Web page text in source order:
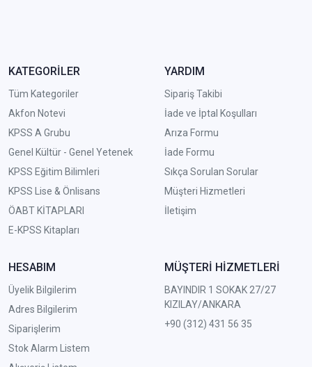
KATEGORİLER
Tüm Kategoriler
Akfon Notevi
KPSS A Grubu
Genel Kültür - Genel Yetenek
KPSS Eğitim Bilimleri
KPSS Lise & Önlisans
ÖABT KİTAPLARI
E-KPSS Kitapları
YARDIM
Sipariş Takibi
İade ve İptal Koşulları
Arıza Formu
İade Formu
Sıkça Sorulan Sorular
Müşteri Hizmetleri
İletişim
HESABIM
Üyelik Bilgilerim
Adres Bilgilerim
Siparişlerim
Stok Alarm Listem
MÜŞTERİ HİZMETLERİ
BAYINDIR 1 SOKAK 27/27
KIZILAY/ANKARA
+90 (312) 431 56 35